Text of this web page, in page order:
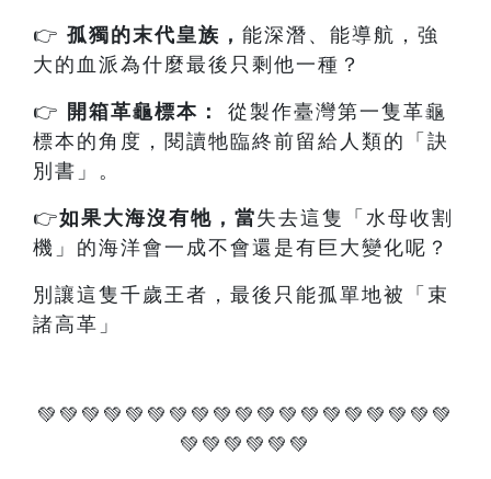
👉 孤獨的末代皇族 ， 能深潛、能導航，強
大的血派為什麼最後只剩他一種？
👉 開箱革龜標本：
從製作臺灣第一隻革龜
標本的角度，閱讀牠臨終前留給人類的「訣
別書」。
👉如果大海沒有牠 ，當失去這隻「水母收割
機」的海洋會一成不會還是有巨大變化呢？
別讓這隻千歲王者，最後只能孤單地被「束
諸高革」
💚💚💚💚💚💚💚💚💚💚💚💚💚💚💚💚💚💚💚
💚💚💚💚💚💚